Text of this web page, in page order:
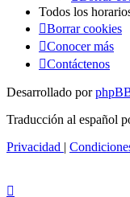
Todos los
Borrar cookies
Conocer más
Contáctenos
Desarrollado por
Traducción al español
Privacidad |